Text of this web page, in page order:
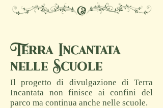
Terra Incantata
nelle Scuole
Il progetto di divulgazione di Terra
Incantata non finisce ai confini del
parco ma continua anche nelle scuole.